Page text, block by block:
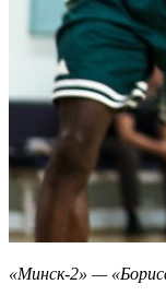
«Минск-2» —